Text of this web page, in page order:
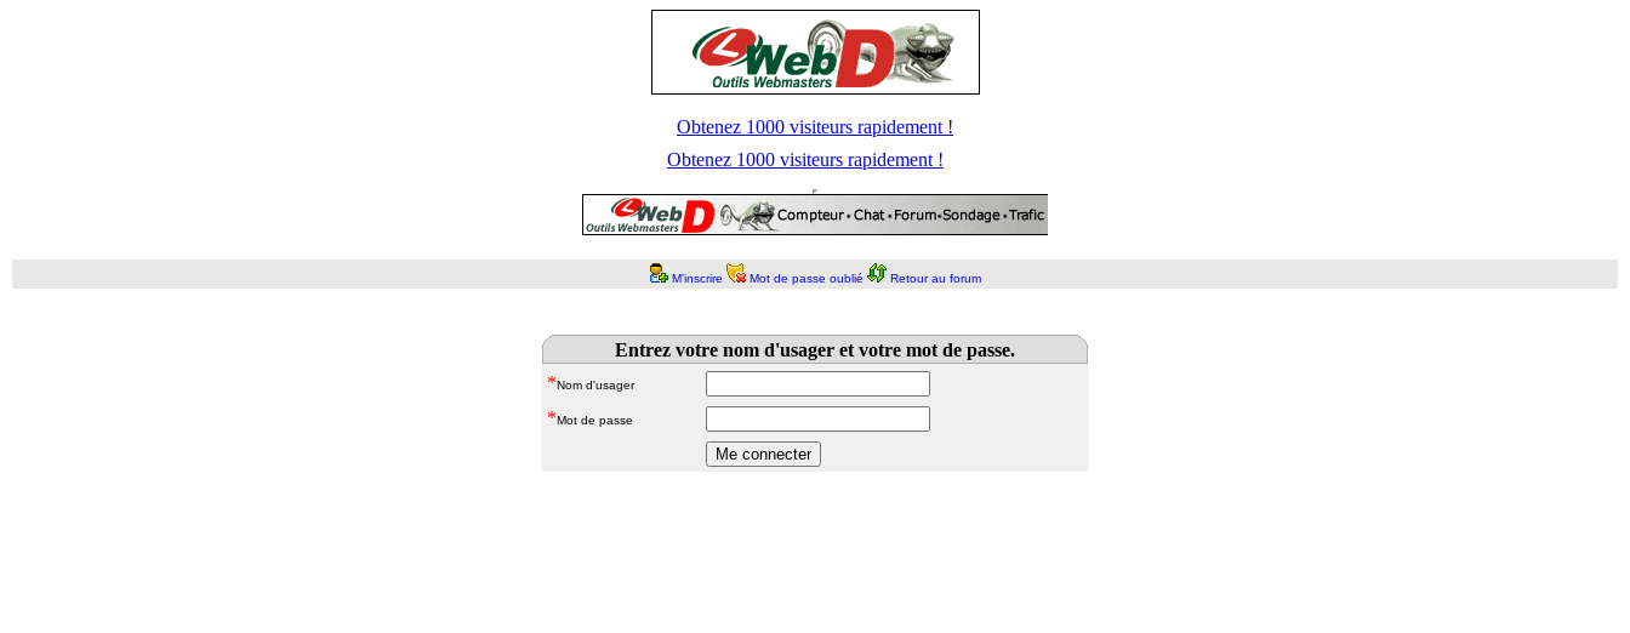
Obtenez 1000 visiteurs rapidement !
Obtenez 1000 visiteurs rapidement !
M'inscrire Mot de passe oublié Retour au forum
Entrez votre nom d'usager et votre mot de passe.
*Nom d'usager
*Mot de passe